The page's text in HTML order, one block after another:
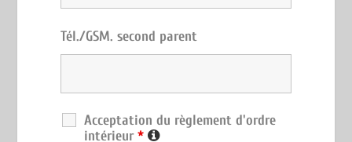
Tél./GSM. second parent
Acceptation du règlement d'ordre
intérieur*